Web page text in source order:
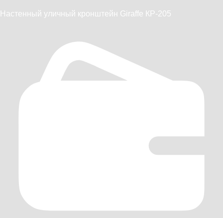
Настенный уличный кронштейн Giraffe КР-205